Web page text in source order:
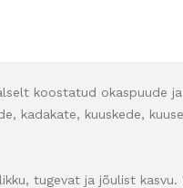
koostatud okaspuude
kadakate, kuuskede,
tugevat ja jõulist